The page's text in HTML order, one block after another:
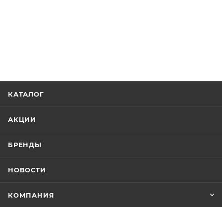
КАТАЛОГ
АКЦИИ
БРЕНДЫ
НОВОСТИ
КОМПАНИЯ